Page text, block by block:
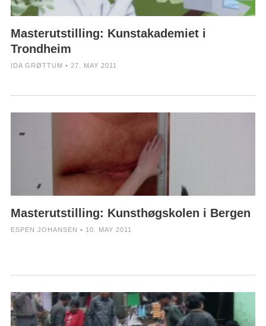
Masterutstilling: Kunstakademiet i
Trondheim
IDA GRØTTUM • 27. MAY 2011
Masterutstilling: Kunsthøgskolen i Bergen
ESPEN JOHANSEN • 10. MAY 2011